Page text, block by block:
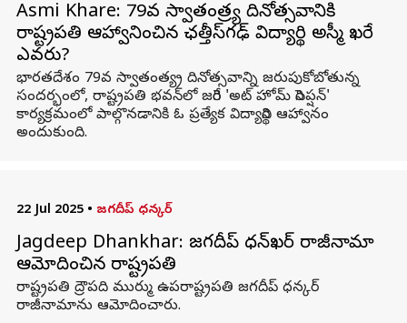
Asmi Khare: 79వ స్వాతంత్ర్య దినోత్సవానికి
రాష్ట్రపతి ఆహ్వానించిన ఛత్తీస్‌గఢ్ విద్యార్థి అస్మీ ఖరే
ఎవరు?
భారతదేశం 79వ స్వాతంత్య్ర దినోత్సవాన్ని జరుపుకోబోతున్న
సందర్భంలో, రాష్ట్రపతి భవన్‌లో జరిగే 'అట్ హోమ్ రిసెప్షన్'
కార్యక్రమంలో పాల్గొనడానికి ఓ ప్రత్యేక విద్యార్థిని ఆహ్వానం
అందుకుంది.
22 Jul 2025 • జగదీప్ ధన్కర్
Jagdeep Dhankhar: జగదీప్ ధన్‌ఖర్ రాజీనామా
ఆమోదించిన రాష్ట్రపతి
రాష్ట్రపతి ద్రౌపది ముర్ము ఉపరాష్ట్రపతి జగదీప్ ధన్కర్
రాజీనామాను ఆమోదించారు.